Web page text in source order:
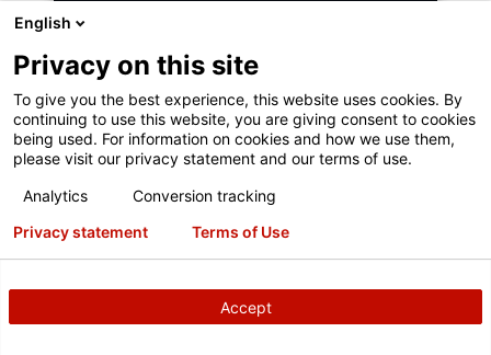
ALINEACIÓN HAWKEYE ELITE®
Cuatro cámaras de precisión miden
patentados de Hunter.
English
Privacy on this site
To give you the best experience, this website uses cookies. By
continuing to use this website, you are giving consent to cookies
being used. For information on cookies and how we use them,
please visit our privacy statement and our terms of use.
Analytics
Conversion tracking
Accept
Privacy statement Terms of Use